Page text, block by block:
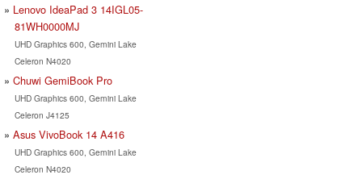
Lenovo IdeaPad 3 14IGL05-
81WH0000MJ
UHD Graphics 600, Gemini Lake
Celeron N4020
Chuwi GemiBook Pro
UHD Graphics 600, Gemini Lake
Celeron J4125
Asus VivoBook 14 A416
UHD Graphics 600, Gemini Lake
Celeron N4020